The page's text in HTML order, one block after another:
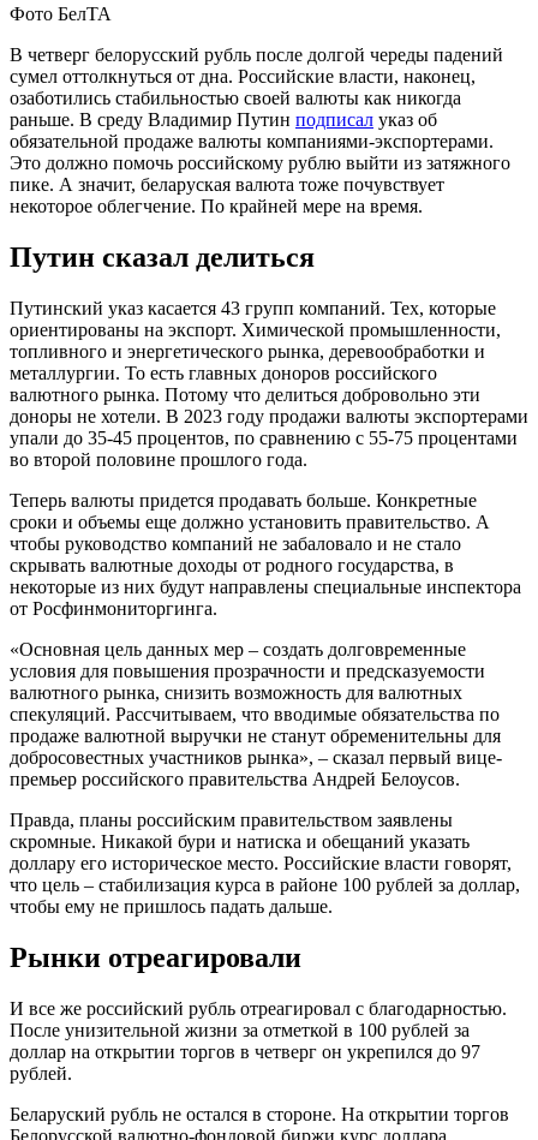
Фото БелТА
В четверг белорусский рубль после долгой череды падений
сумел оттолкнуться от дна. Российские власти, наконец,
озаботились стабильностью своей валюты как никогда
раньше. В среду Владимир Путин подписал указ об
обязательной продаже валюты компаниями-экспортерами.
Это должно помочь российскому рублю выйти из затяжного
пике. А значит, беларуская валюта тоже почувствует
некоторое облегчение. По крайней мере на время.
Путин сказал делиться
Путинский указ касается 43 групп компаний. Тех, которые
ориентированы на экспорт. Химической промышленности,
топливного и энергетического рынка, деревообработки и
металлургии. То есть главных доноров российского
валютного рынка. Потому что делиться добровольно эти
доноры не хотели. В 2023 году продажи валюты экспортерами
упали до 35-45 процентов, по сравнению с 55-75 процентами
во второй половине прошлого года.
Теперь валюты придется продавать больше. Конкретные
сроки и объемы еще должно установить правительство. А
чтобы руководство компаний не забаловало и не стало
скрывать валютные доходы от родного государства, в
некоторые из них будут направлены специальные инспектора
от Росфинмониторгинга.
«Основная цель данных мер – создать долговременные
условия для повышения прозрачности и предсказуемости
валютного рынка, снизить возможность для валютных
спекуляций. Рассчитываем, что вводимые обязательства по
продаже валютной выручки не станут обременительны для
добросовестных участников рынка», – сказал первый вице-
премьер российского правительства Андрей Белоусов.
Правда, планы российским правительством заявлены
скромные. Никакой бури и натиска и обещаний указать
доллару его историческое место. Российские власти говорят,
что цель – стабилизация курса в районе 100 рублей за доллар,
чтобы ему не пришлось падать дальше.
Рынки отреагировали
И все же российский рубль отреагировал с благодарностью.
После унизительной жизни за отметкой в 100 рублей за
доллар на открытии торгов в четверг он укрепился до 97
рублей.
Беларуский рубль не остался в стороне. На открытии торгов
Белорусской валютно-фондовой биржи курс доллара